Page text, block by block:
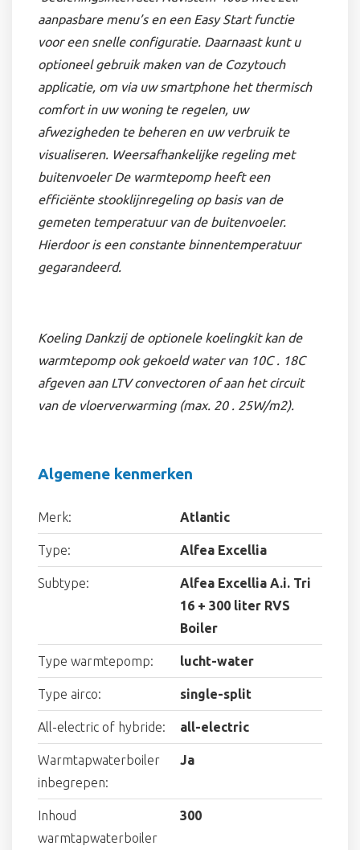
aanpasbare menu’s en een Easy Start functie
voor een snelle configuratie. Daarnaast kunt u
optioneel gebruik maken van de Cozytouch
applicatie, om via uw smartphone het thermisch
comfort in uw woning te regelen, uw
afwezigheden te beheren en uw verbruik te
visualiseren. Weersafhankelijke regeling met
buitenvoeler De warmtepomp heeft een
efficiënte stooklijnregeling op basis van de
gemeten temperatuur van de buitenvoeler.
Hierdoor is een constante binnentemperatuur
gegarandeerd.
Koeling Dankzij de optionele koelingkit kan de
warmtepomp ook gekoeld water van 10C . 18C
afgeven aan LTV convectoren of aan het circuit
van de vloerverwarming (max. 20 . 25W/m2).
Algemene kenmerken
Merk: Atlantic
Type: Alfea Excellia
Subtype:
Alfea Excellia A.i. Tri
16 + 300 liter RVS
Boiler
Type warmtepomp: lucht-water
Type airco: single-split
All-electric of hybride: all-electric
Warmtapwaterboiler
inbegrepen:
Ja
Inhoud
warmtapwaterboiler
300